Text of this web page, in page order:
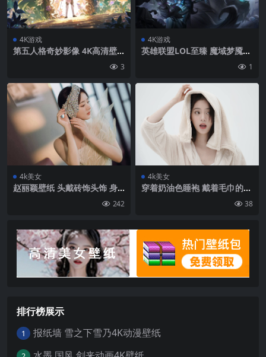
4K游戏
第五人格奇妙影像 4K高清壁
3
4K游戏
英雄联盟LOL至臻 魔域梦魇
1
4k美女
赵丽颖壁纸 头戴砖饰头饰 身
242
4k美女
穿着奶油色睡袍 戴着毛巾的欧
38
排行榜展示
1 报纸墙 雪之下雪乃4K动漫壁纸